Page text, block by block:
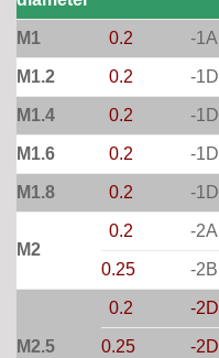
M1 0.2 -1A
M1.2 0.2 -
M1.4 0.2 -
M1.6 0.2 -
M1.8 0.2 -
M2
0.2 -2A
0.25 -2B
M2.5
0.2 -
0.25 -